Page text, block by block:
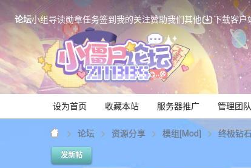
论坛小组导读勋章任务签到我的关注赞助我们其他 下载客户
设为首页 收藏本站 服务器推广 管理团队
论坛 资源分享 模组[Mod] 终极钻
发新帖